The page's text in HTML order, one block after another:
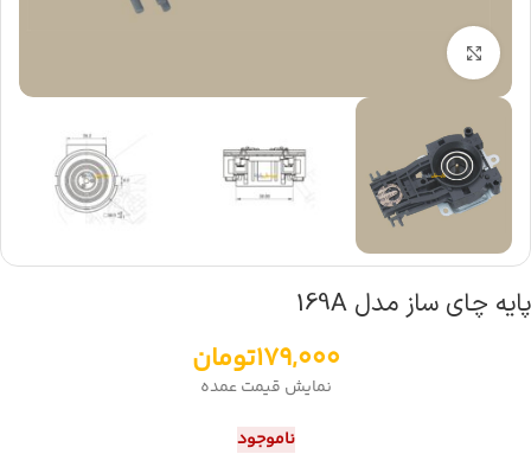
بزرگنمایی تصویر
پایه چای ساز مدل 169A
179,000تومان
نمایش قیمت عمده
ناموجود